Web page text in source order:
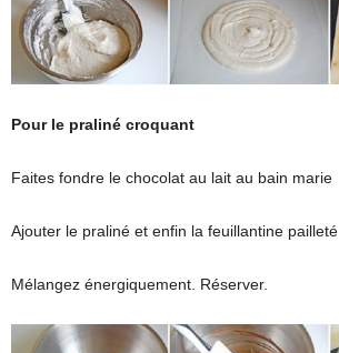
Pour le praliné croquant
Faites fondre le chocolat au lait au bain marie
Ajouter le praliné et enfin la feuillantine pailleté
Mélangez énergiquement. Réserver.